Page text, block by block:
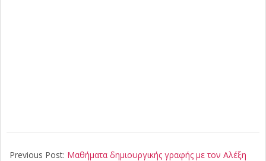
09-
Previous Post: Μαθήματα δημιουργικής γραφής με τον Αλέξη